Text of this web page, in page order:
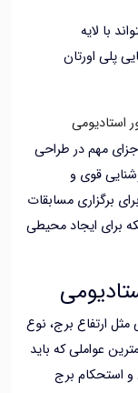
در طراحی
و
مسابقات
محیطی
برج، نوع
که باید
برج